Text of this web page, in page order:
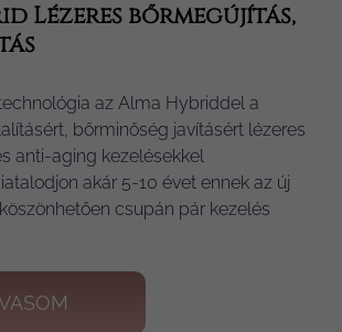
Lézeres bőrmegújítás,
az Alma Hybriddel a
bőrminőség javításért lézeres
anti-aging kezelésekkel
akár 5-10 évet ennek az új
csupán pár kezelés